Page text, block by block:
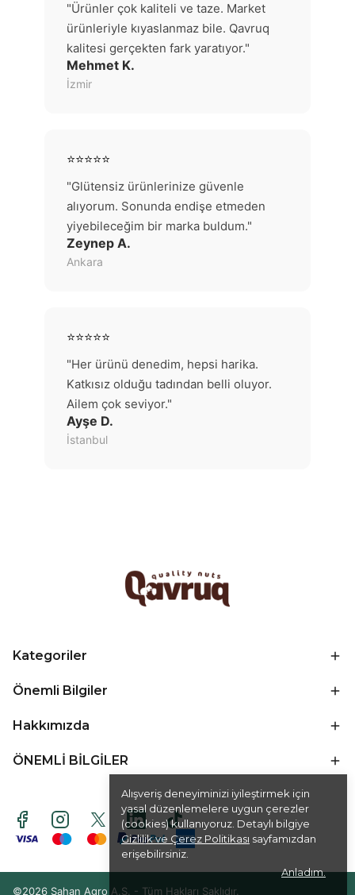
Alışveriş deneyiminizi iyileştirmek için
yasal düzenlemelere uygun çerezler
(cookies) kullanıyoruz. Detaylı bilgiye
Gizlilik ve Çerez Politikası sayfamızdan
erişebilirsiniz.
Anladım.
"Ürünler çok kaliteli ve taze. Market
ürünleriyle kıyaslanmaz bile. Qavruq
kalitesi gerçekten fark yaratıyor."
Mehmet K.
İzmir
⭐⭐⭐⭐⭐
"Glütensiz ürünlerinize güvenle
alıyorum. Sonunda endişe etmeden
yiyebileceğim bir marka buldum."
Zeynep A.
Ankara
⭐⭐⭐⭐⭐
"Her ürünü denedim, hepsi harika.
Katkısız olduğu tadından belli oluyor.
Ailem çok seviyor."
Ayşe D.
İstanbul
Kategoriler
Önemli Bilgiler
Hakkımızda
ÖNEMLİ BİLGİLER
©2026 Şahan Agro A.Ş. - Tüm Hakları Saklıdır.